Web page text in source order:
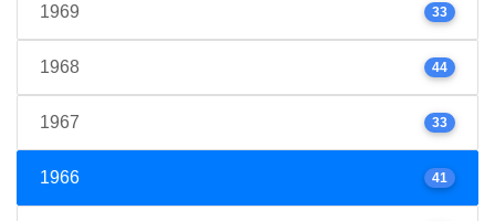
1969 33
1968 44
1967 33
1966 41